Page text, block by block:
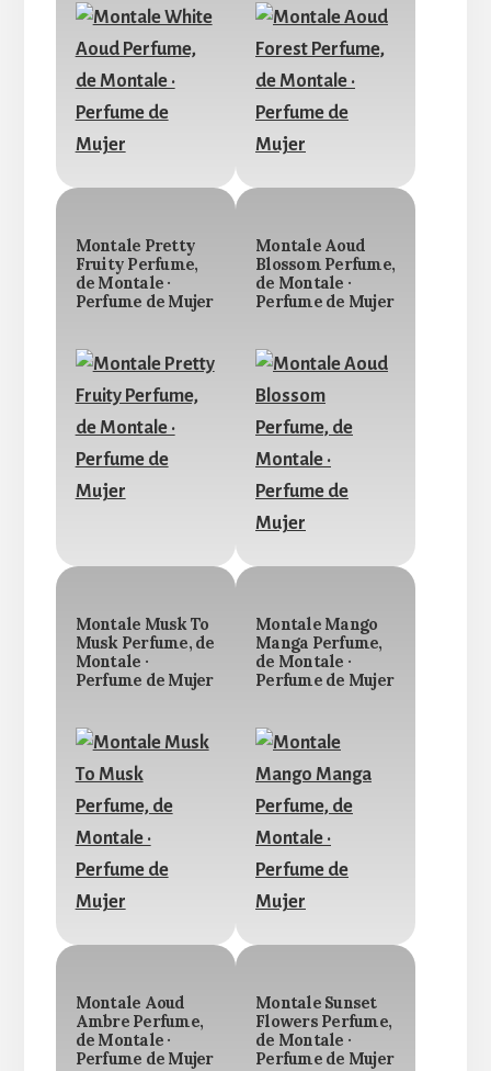
Montale Pretty
Fruity Perfume,
de Montale ·
Perfume de Mujer
Montale Aoud
Blossom Perfume,
de Montale ·
Perfume de Mujer
Montale Musk To
Musk Perfume, de
Montale ·
Perfume de Mujer
Montale Mango
Manga Perfume,
de Montale ·
Perfume de Mujer
Montale Aoud
Ambre Perfume,
de Montale ·
Perfume de Mujer
Montale Sunset
Flowers Perfume,
de Montale ·
Perfume de Mujer